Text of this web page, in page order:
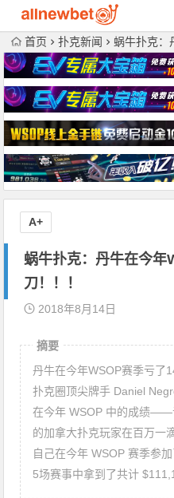
首页 扑克新闻 蜗牛扑克：丹
蜗牛扑克：丹牛在今年
刀！！！
2018年8月14日
摘要
丹牛在今年WSOP赛季亏了
扑克圈顶尖牌手 Daniel
在今年 WSOP 中的成绩——
的加拿大扑克玩家在百万一
自己在今年 WSOP 赛季参
5场赛事中拿到了共计
A+